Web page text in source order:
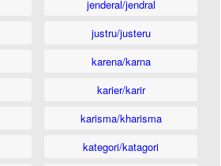
jenderal/jendral
justru/justeru
karena/karna
karier/karir
karisma/kharisma
kategori/katagori